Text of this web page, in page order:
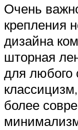
Очень
крепления
дизайна
шторная
для любого
более